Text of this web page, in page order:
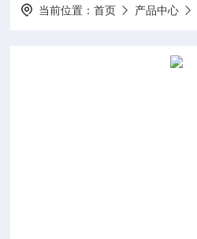
当前位置：首页 产品中心